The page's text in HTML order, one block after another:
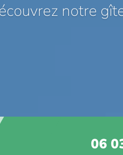
notre
06